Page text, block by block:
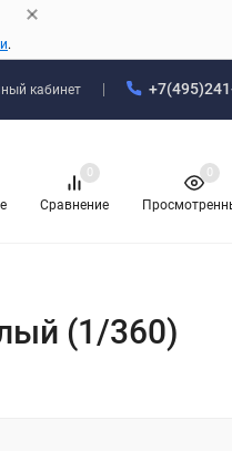
.
кабинет
Сравнение
0
0
(1/360)